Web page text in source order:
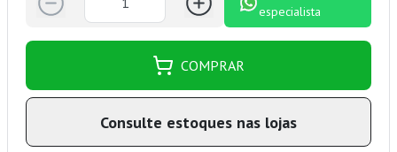
especialista
COMPRAR
Consulte estoques nas lojas